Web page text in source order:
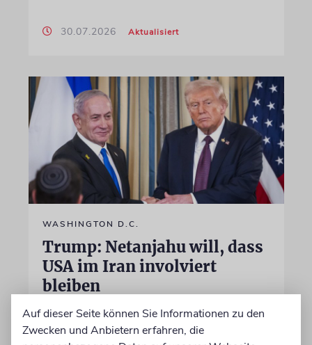
30.07.2026 Aktualisiert
WASHINGTON D.C.
Trump: Netanjahu will, dass
USA im Iran involviert
bleiben
Unterschiedliche Interessen Israels und der
USA sind im Iran-Krieg mehrfach zutage
Auf dieser Seite können Sie Informationen zu den
Zwecken und Anbietern erfahren, die